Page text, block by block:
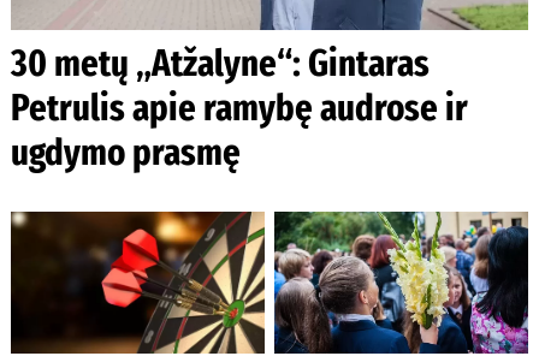
30 metų „Atžalyne“: Gintaras
Petrulis apie ramybę audrose ir
ugdymo prasmę